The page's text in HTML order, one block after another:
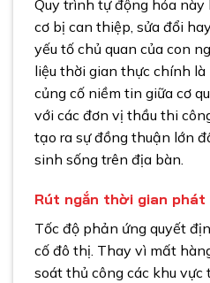
Quy trình tự động hóa
cơ bị can thiệp, sửa đổi
yếu tố chủ quan của con
liệu thời gian thực chính
củng cố niềm tin giữa cơ
với các đơn vị thầu thi
tạo ra sự đồng thuận lớn
sinh sống trên địa bàn.
Rút ngắn thời gian
Tốc độ phản ứng quyết
cố đô thị. Thay vì mất
soát thủ công các khu vực